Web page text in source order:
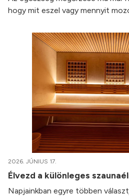
hogy mit eszel vagy mennyit
2026. JÚNIUS 17.
Élvezd a különleges
Napjainkban egyre többen